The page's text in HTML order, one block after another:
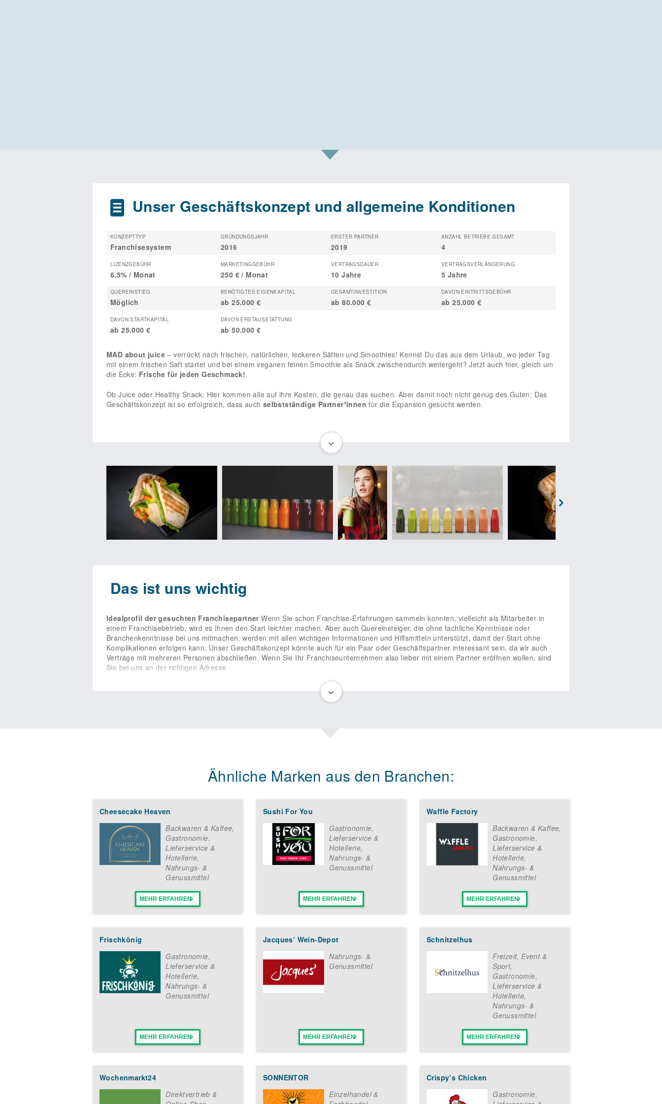
Unser Geschäftskonzept und allgemeine Konditionen
KONZEPTTYP
Franchisesystem
GRÜNDUNGSJAHR
2016
ERSTER PARTNER
2019
ANZAHL BETRIEBE GESAMT
4
LIZENZGEBÜHR
6.5% / Monat
MARKETINGGEBÜHR
250 € / Monat
VERTRAGSDAUER
10 Jahre
VERTRAGSVERLÄNGERUNG
5 Jahre
QUEREINSTIEG
Möglich
BENÖTIGTES EIGENKAPITAL
ab 25.000 €
GESAMTINVESTITION
ab 80.000 €
DAVON EINTRITTSGEBÜHR
ab 25.000 €
DAVON STARTKAPITAL
ab 25.000 €
DAVON ERSTAUSSTATTUNG
ab 50.000 €
MAD about juice – verrückt nach frischen, natürlichen, leckeren Säften und Smoothies! Kennst Du das aus dem Urlaub, wo jeder Tag
mit einem frischen Saft startet und bei einem veganen feinen Smoothie als Snack zwischendurch weitergeht? Jetzt auch hier, gleich um
die Ecke: Frische für jeden Geschmack!
Ob Juice oder Healthy Snack: Hier kommen alle auf ihre Kosten, die genau das suchen. Aber damit noch nicht genug des Guten: Das
Geschäftskonzept ist so erfolgreich, dass auch selbstständige Partner*innen für die Expansion gesucht werden.
Das Franchise-System MAD about juice
Die Kunden und Kundinnen lieben MAD about juice! Endlich ein stylischer, cooler Store, in dem es einfach nur um eines geht: Healthy
Wohlfühlfeeling und eine große PortionPositivität .
Wenn dich das anspricht, bist du bei diesem Franchise-System richtig: alsMAD about juice Franchise-Partnerfür fitte Kunden!
Wir freuen uns über deine Kontaktaufnahme! Dafür kannst du einfach das Formular hier ausfüllen. Du erhältst dann weitere
uns per E-Mail – natürlich völlig unverbindlich und kostenlos.
Next
Das ist uns wichtig
Idealprofil der gesuchten FranchisepartnerWenn Sie schon Franchise-Erfahrungen sammeln konnten, vielleicht als Mitarbeiter in
einem Franchisebetrieb, wird es Ihnen den Start leichter machen. Aber auch Quereinsteiger, die ohne fachliche Kenntnisse oder
Branchenkenntnisse bei uns mitmachen, werden mit allen wichtigen Informationen und Hilfsmitteln unterstützt, damit der Start ohne
Komplikationen erfolgen kann. Unser Geschäftskonzept könnte auch für ein Paar oder Geschäftspartner interessant sein, da wir auch
Verträge mit mehreren Personen abschließen. Wenn Sie Ihr Franchiseunternehmen also lieber mit einem Partner eröffnen wollen, sind
Sie bei uns an der richtigen Adresse.
Ähnliche Marken aus den Branchen:
Cheesecake Heaven
Backwaren & Kaffee,
Gastronomie,
Lieferservice &
Hotellerie,
Nahrungs- &
Genussmittel
MEHR ERFAHREN
Sushi For You
Gastronomie,
Lieferservice &
Hotellerie,
Nahrungs- &
Genussmittel
MEHR ERFAHREN
Waffle Factory
Backwaren & Kaffee,
Gastronomie,
Lieferservice &
Hotellerie,
Nahrungs- &
Genussmittel
MEHR ERFAHREN
Frischkönig
Gastronomie,
Lieferservice &
Hotellerie,
Nahrungs- &
Genussmittel
MEHR ERFAHREN
Jacques’ Wein-Depot
Nahrungs- &
Genussmittel
MEHR ERFAHREN
Schnitzelhus
Freizeit, Event &
Sport,
Gastronomie,
Lieferservice &
Hotellerie,
Nahrungs- &
Genussmittel
MEHR ERFAHREN
Wochenmarkt24
Direktvertrieb &
SONNENTOR
Einzelhandel &
Crispy’s Chicken
Gastronomie,